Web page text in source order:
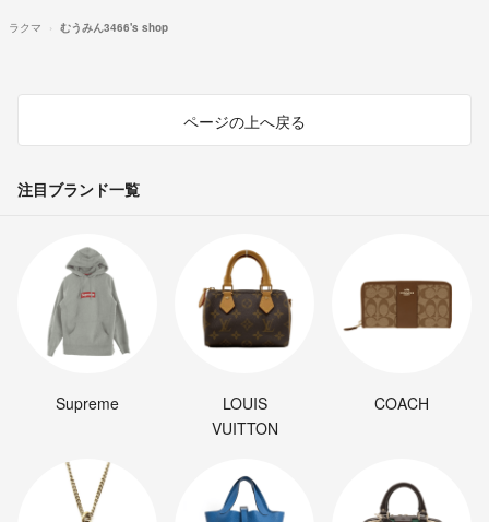
ラクマ むうみん3466's shop
ページの上へ戻る
注目ブランド一覧
Supreme
LOUIS
VUITTON
COACH